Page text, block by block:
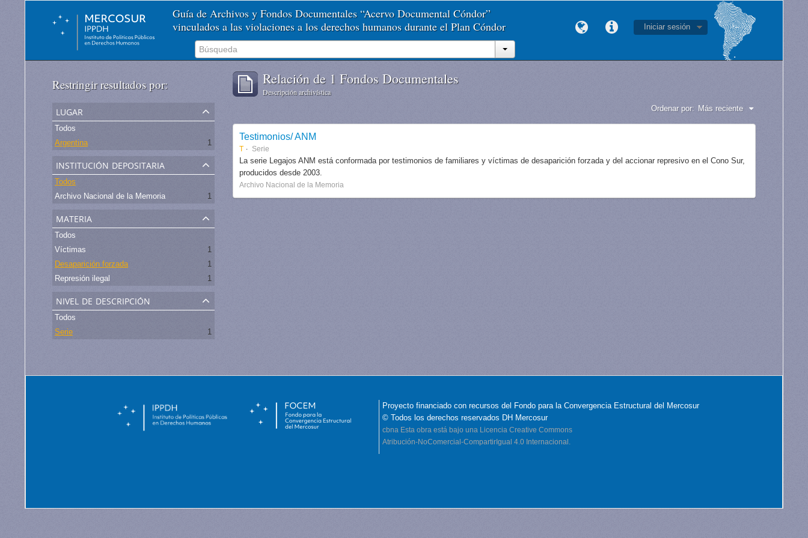
Guía de Archivos y Fondos Documentales “Acervo Documental Cóndor”
vinculados a las violaciones a los derechos humanos durante el Plan Cóndor
Iniciar sesión
Restringir resultados por:
lugar
Todos
Argentina
1
institución depositaria
Todos
Archivo Nacional de la Memoria
1
materia
Todos
Víctimas
1
Desaparición forzada
1
Represión ilegal
1
nivel de descripción
Todos
Serie
1
Relación de 1 Fondos Documentales
Descripción archivística
Ordenar por: Más reciente
Testimonios/ ANM
T Serie
La serie Legajos ANM está conformada por testimonios de familiares y víctimas de desaparición forzada y del accionar represivo en el Cono Sur,
producidos desde 2003.
Archivo Nacional de la Memoria
Proyecto financiado con recursos del Fondo para la Convergencia Estructural del Mercosur
© Todos los derechos reservados DH Mercosur
cbna Esta obra está bajo una Licencia Creative Commons
Atribución-NoComercial-CompartirIgual 4.0 Internacional.